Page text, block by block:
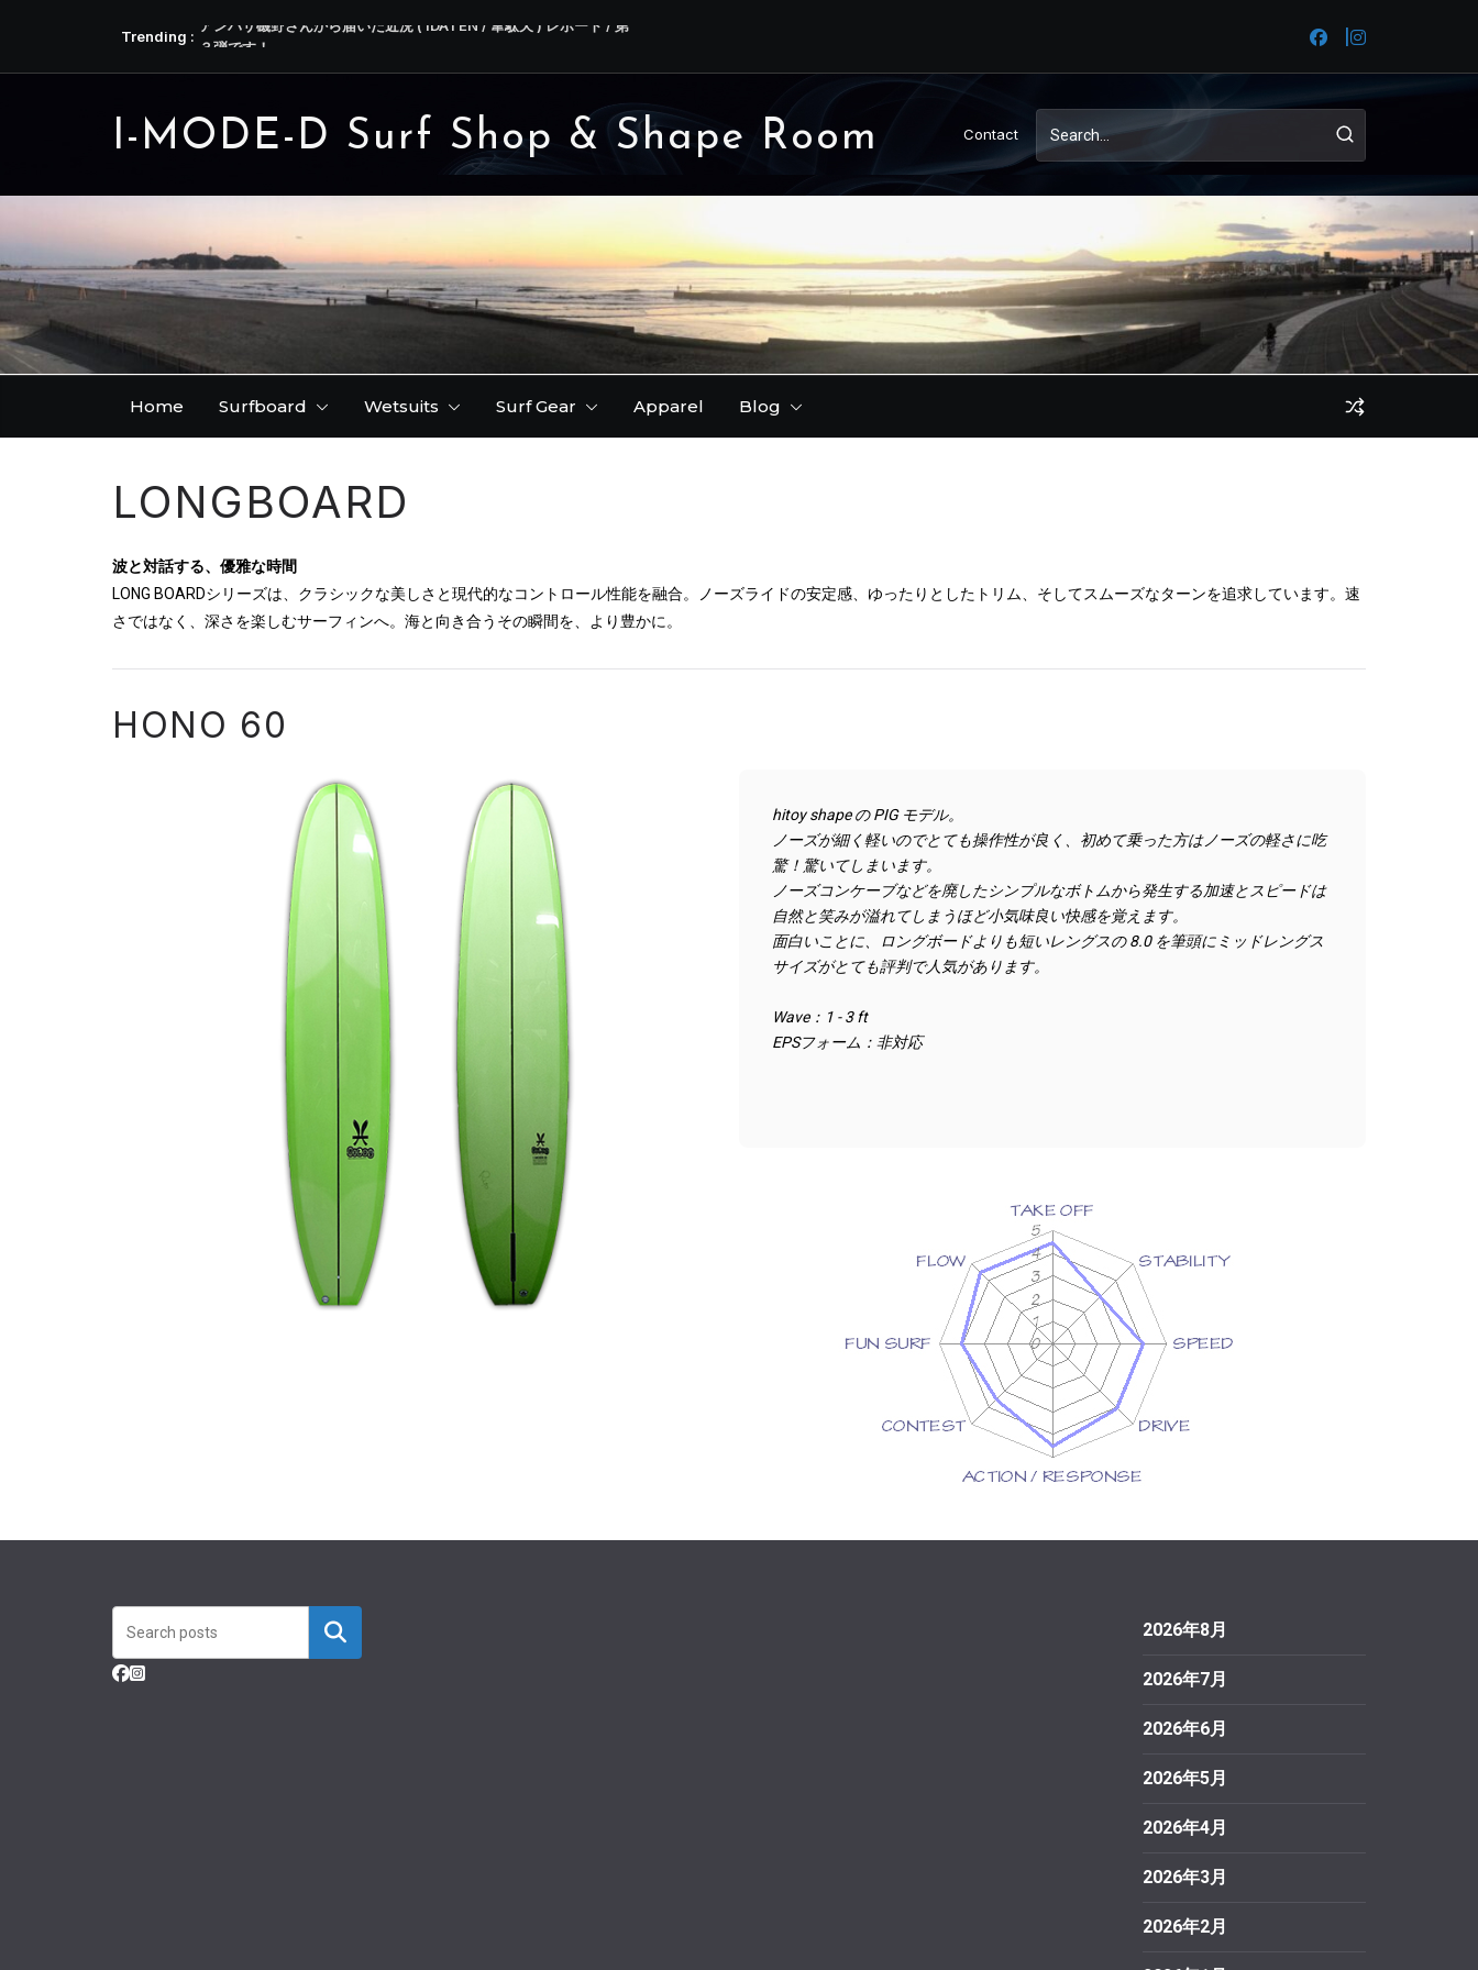
テ
ス
ッ
プ
Trending : アンバサ磯野さんから届いた近況 ( IDATEN / 韋駄天 ) レポート / 第
今ならご希望のテンプレートのフィンをお作りできます♪
少し時間はかかりますが、今ならクリアーカラーが早いです！( 理由
I-MODE-D Surf Shop & Shape Room Contact
Home Surfboard Wetsuits Surf Gear Apparel Blog
LONGBOARD
波と対話する、優雅な時間
LONG BOARDシリーズは、クラシックな美しさと現代的なコントロール性能を融合。ノーズライドの安定感、ゆったりとしたトリム、そしてスムーズなターンを追求しています。速
さではなく、深さを楽しむサーフィンへ。海と向き合うその瞬間を、より豊かに。
HONO 60
hitoy shape の PIG モデル。
ノーズが細く軽いのでとても操作性が良く、初めて乗った方はノーズの軽さに吃
驚！驚いてしまいます。
ノーズコンケーブなどを廃したシンプルなボトムから発生する加速とスピードは
自然と笑みが溢れてしまうほど小気味良い快感を覚えます。
面白いことに、ロングボードよりも短いレングスの 8.0 を筆頭にミッドレングス
サイズがとても評判で人気があります。
Wave：1 - 3 ft
EPSフォーム：非対応
2026年8月
2026年7月
2026年6月
2026年5月
2026年4月
2026年3月
2026年2月